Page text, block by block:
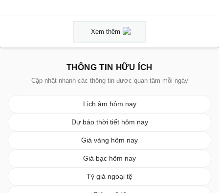
Xem thêm
THÔNG TIN HỮU ÍCH
Cập nhật nhanh các thông tin được quan tâm mỗi ngày
Lịch âm hôm nay
Dự báo thời tiết hôm nay
Giá vàng hôm nay
Giá bạc hôm nay
Tỷ giá ngoại tệ